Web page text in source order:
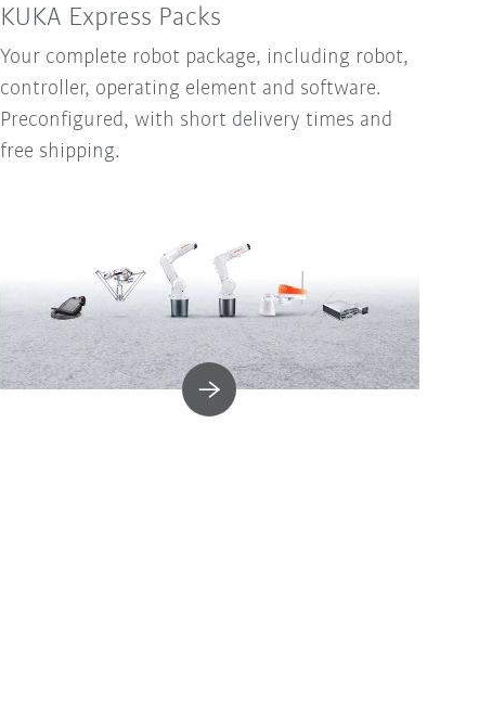
KUKA Express Packs
Your complete robot package, including robot,
controller, operating element and software.
Preconfigured, with short delivery times and
free shipping.